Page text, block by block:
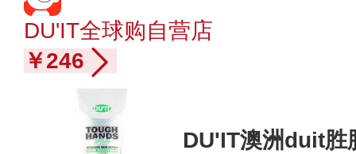
DU'IT全球购自营店
￥246
DU'IT澳洲duit胜